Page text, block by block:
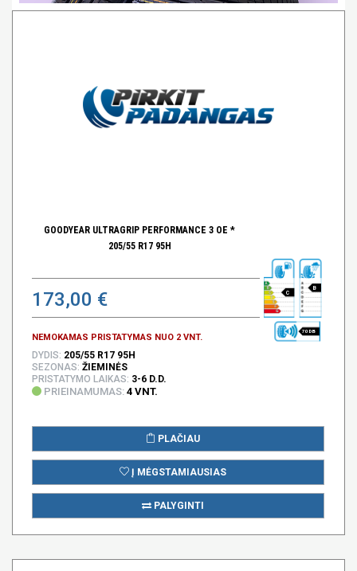
GOODYEAR ULTRAGRIP PERFORMANCE 3 OE *
205/55 R17 95H
173,00 €
NEMOKAMAS PRISTATYMAS NUO 2 VNT.
C
B
70 DB
DYDIS: 205/55 R17 95H
SEZONAS: ŽIEMINĖS
PRISTATYMO LAIKAS: 3-6 D.D.
PRIEINAMUMAS: 4 VNT.
PLAČIAU
Į MĖGSTAMIAUSIAS
PALYGINTI